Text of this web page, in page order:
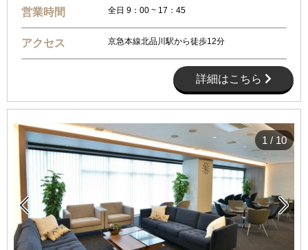
営業時間 全日 9：00 ~ 17：45
アクセス 京急本線北品川駅から徒歩12分
詳細はこちら
 
1 / 10